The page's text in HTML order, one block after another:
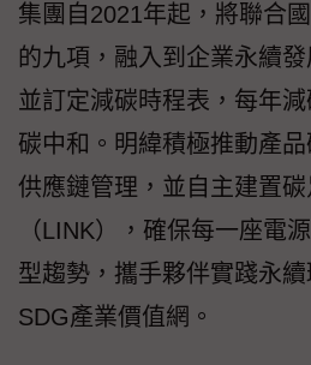
集團自2021年起，將聯合
的九項，融入到企業永續發
並訂定減碳時程表，每年
碳中和。明緯積極推動產
供應鏈管理，並自主建置碳
（LINK），確保每一座電
型趨勢，攜手夥伴實踐永
SDG產業價值網。